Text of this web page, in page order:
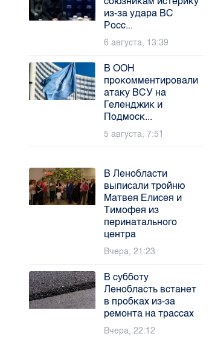
из-за удара ВС
Росс...
6 августа, 13:39
В ООН
прокомментировали
атаку ВСУ на
Геленджик и
Подмоск...
5 августа, 7:51
В Ленобласти
выписали тройню
Матвея Елисея и
Тимофея из
перинатального
центра
Вчера, 21:23
В субботу
Ленобласть встанет
в пробках из-за
ремонта на трассах
Вчера, 22:12